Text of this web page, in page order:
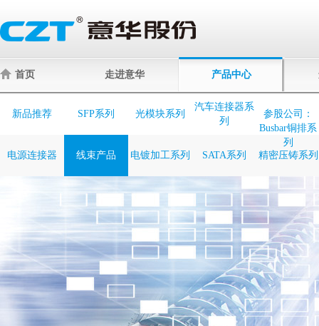
首页 走进意华 产品中心
新品推荐 SFP系列 光模块系列
汽车连接器系
列
参股公司：
Busbar铜排系
列
电源连接器
线束产品 电镀加工系列 SATA系列 精密压铸系列